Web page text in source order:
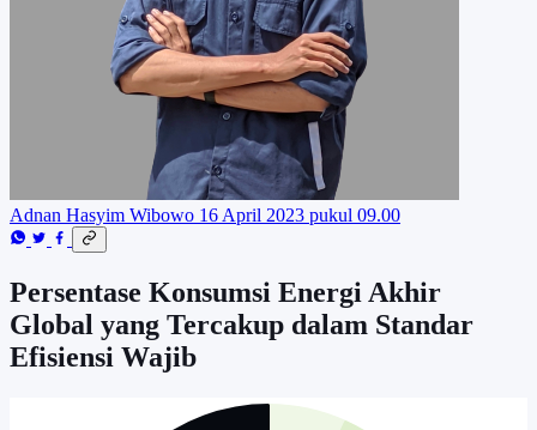
Adnan Hasyim Wibowo 16 April 2023 pukul 09.00
Persentase Konsumsi Energi Akhir
Global yang Tercakup dalam Standar
Efisiensi Wajib